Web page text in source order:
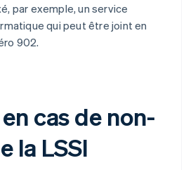
par exemple, un service
qui peut être joint en
902.
cas de non-
la LSSI